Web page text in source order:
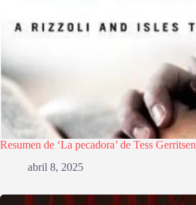
Resumen de ‘La pecadora’ de Tess Gerritsen
abril 8, 2025